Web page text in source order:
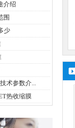
介绍
围
少
术参数介...
热收缩膜